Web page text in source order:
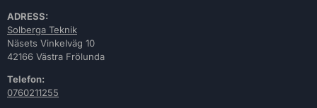
ADRESS:
Solberga Teknik
Näsets Vinkelväg 10
42166 Västra Frölunda
Telefon:
0760211255